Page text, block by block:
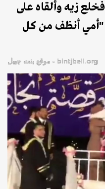
زيه وألقاه على
"أمي أنظف من كل
bintjbeil.org - موقع بنت جبيل